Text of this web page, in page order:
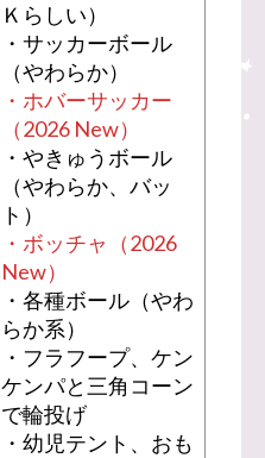
Ｋらしい）
・サッカーボール
（やわらか）
・ホバーサッカー
（2026 New）
・やきゅうボール
（やわらか、バッ
ト）
・ボッチャ（2026
New）
・各種ボール（やわ
らか系）
・フラフープ、ケン
ケンパと三角コーン
で輪投げ
・幼児テント、おも